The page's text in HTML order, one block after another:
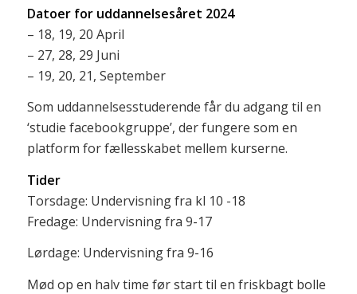
Datoer for uddannelsesåret 2024
– 18, 19, 20 April
– 27, 28, 29 Juni
– 19, 20, 21, September
Som uddannelsesstuderende får du adgang til en
‘studie facebookgruppe’, der fungere som en
platform for fællesskabet mellem kurserne.
Tider
Torsdage: Undervisning fra kl 10 -18
Fredage: Undervisning fra 9-17
Lørdage: Undervisning fra 9-16
Mød op en halv time før start til en friskbagt bolle